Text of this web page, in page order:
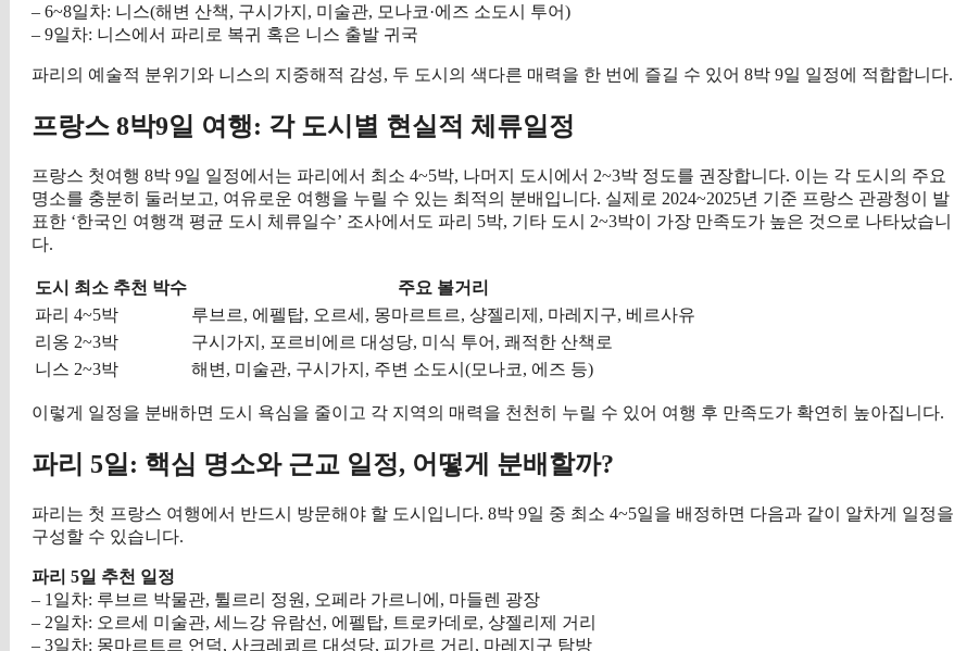
– 6~8일차: 니스(해변 산책, 구시가지, 미술관, 모나코·에즈 소도시 투어)
– 9일차: 니스에서 파리로 복귀 혹은 니스 출발 귀국
파리의 예술적 분위기와 니스의 지중해적 감성, 두 도시의 색다른 매력을 한 번에 즐길 수 있어 8박 9일 일정에 적합합니다.
프랑스 8박9일 여행: 각 도시별 현실적 체류일정
프랑스 첫여행 8박 9일 일정에서는 파리에서 최소 4~5박, 나머지 도시에서 2~3박 정도를 권장합니다. 이는 각 도시의 주요
명소를 충분히 둘러보고, 여유로운 여행을 누릴 수 있는 최적의 분배입니다. 실제로 2024~2025년 기준 프랑스 관광청이 발
표한 ‘한국인 여행객 평균 도시 체류일수’ 조사에서도 파리 5박, 기타 도시 2~3박이 가장 만족도가 높은 것으로 나타났습니
다.
도시 최소 추천 박수
주요 볼거리
파리 4~5박
루브르, 에펠탑, 오르세, 몽마르트르, 샹젤리제, 마레지구, 베르사유
리옹 2~3박
구시가지, 포르비에르 대성당, 미식 투어, 쾌적한 산책로
니스 2~3박 해변, 미술관, 구시가지, 주변 소도시(모나코, 에즈 등)
이렇게 일정을 분배하면 도시 욕심을 줄이고 각 지역의 매력을 천천히 누릴 수 있어 여행 후 만족도가 확연히 높아집니다.
파리 5일: 핵심 명소와 근교 일정, 어떻게 분배할까?
파리는 첫 프랑스 여행에서 반드시 방문해야 할 도시입니다. 8박 9일 중 최소 4~5일을 배정하면 다음과 같이 알차게 일정을
구성할 수 있습니다.
파리 5일 추천 일정
– 1일차: 루브르 박물관, 튈르리 정원, 오페라 가르니에, 마들렌 광장
– 2일차: 오르세 미술관, 세느강 유람선, 에펠탑, 트로카데로, 샹젤리제 거리
– 3일차: 몽마르트르 언덕, 사크레쾨르 대성당, 피가르 거리, 마레지구 탐방